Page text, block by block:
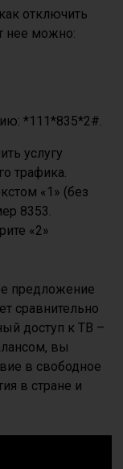
отключить
нее можно:
*111*835*2#.
услугу
трафика.
«1» (без
8353.
«2»
предложение
сравнительно
доступ к ТВ –
вы
в свободное
в стране и